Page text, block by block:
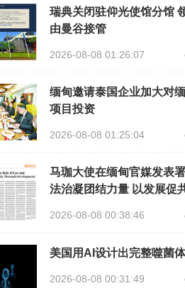
瑞典关闭驻仰光使馆分馆
由曼谷接管
2026-08-08 01:26:07
缅甸邀请泰国企业加大对
项目投资
2026-08-08 01:25:04
马珈大使在缅甸官媒发表
法治凝团结力量 以发展促
2026-08-08 00:38:46
美国用AI设计出完整噬菌
2026-08-08 00:31:49